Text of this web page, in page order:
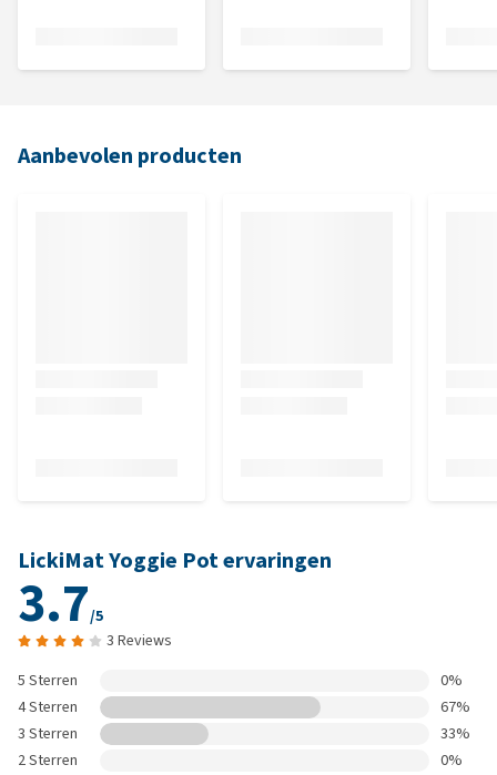
Aanbevolen producten
LickiMat Yoggie Pot ervaringen
3.7/5
3 Reviews
5 Sterren
0%
4 Sterren
67%
3 Sterren
33%
2 Sterren
0%